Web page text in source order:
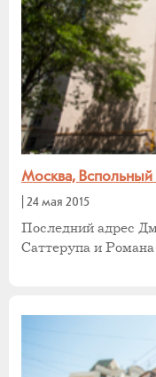
Москва, Вспольный
24 мая 2015
Последний адрес
Саттерупа и